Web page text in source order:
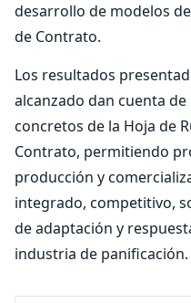
desarrollo de modelos
de Contrato.
Los resultados
alcanzado dan cuenta
concretos de la Hoja de
Contrato, permitiendo
producción y
integrado, competitivo,
de adaptación y
industria de panificación.